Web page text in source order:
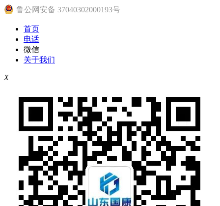
鲁公网安备 37040302000193号
首页
电话
微信
关于我们
X